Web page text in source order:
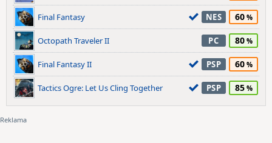
Final Fantasy NES 60
Octopath Traveler II PC 80
Final Fantasy II PSP 60
Tactics Ogre: Let Us Cling Together PSP 85